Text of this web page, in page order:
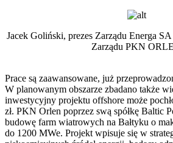
Jacek Goliński, prezes Zarządu Energa
Zarządu PKN
Prace są zaawansowane, już
W planowanym obszarze zbadano także
inwestycyjny projektu offshore może
zł. PKN Orlen poprzez swą spółkę Baltic
budowę farm wiatrowych na Bałtyku o
do 1200 MWe. Projekt wpisuje się w